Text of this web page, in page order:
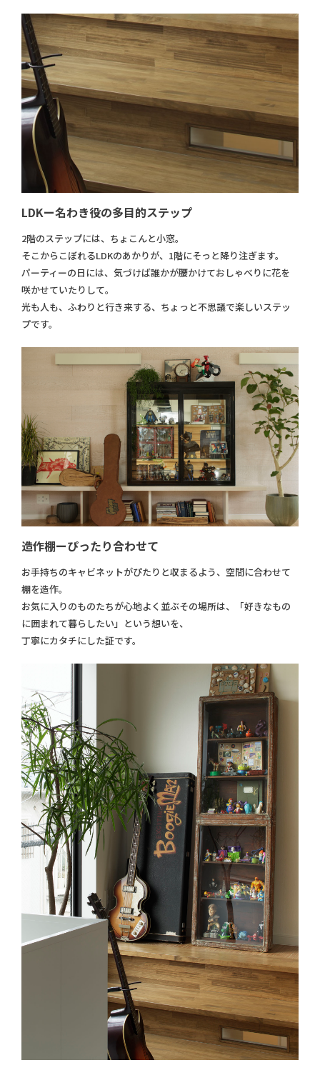
LDKー名わき役の多目的ステップ
2階のステップには、ちょこんと小窓。
そこからこぼれるLDKのあかりが、1階にそっと降り注ぎます。
パーティーの日には、気づけば誰かが腰かけておしゃべりに花を
咲かせていたりして。
光も人も、ふわりと行き来する、ちょっと不思議で楽しいステッ
プです。
造作棚ーぴったり合わせて
お手持ちのキャビネットがぴたりと収まるよう、空間に合わせて
棚を造作。
お気に入りのものたちが心地よく並ぶその場所は、「好きなもの
に囲まれて暮らしたい」という想いを、
丁寧にカタチにした証です。